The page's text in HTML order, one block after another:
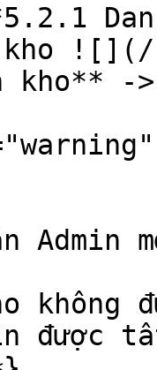
![](/
kho** -
Admin
không
được